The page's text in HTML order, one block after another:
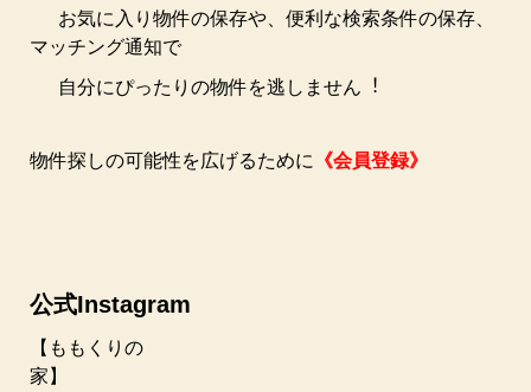
お気に⼊り物件の保存や、便利な検索条件の保存、
マッチング通知で
⾃分にぴったりの物件を逃しません︕
物件探しの可能性を広げるために 《会員登録》
公式Instagram
【ももくりの
家】